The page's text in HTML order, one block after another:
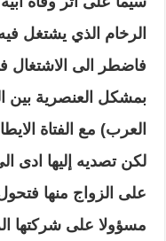
الرخام الذي يشتغل
فاضطر الى الاشتغال
بمشكل العنصرية بين
العرب) مع الفتاة
لكن تصديه إليها ادى
على الزواج منها
مسؤولا على شركتها